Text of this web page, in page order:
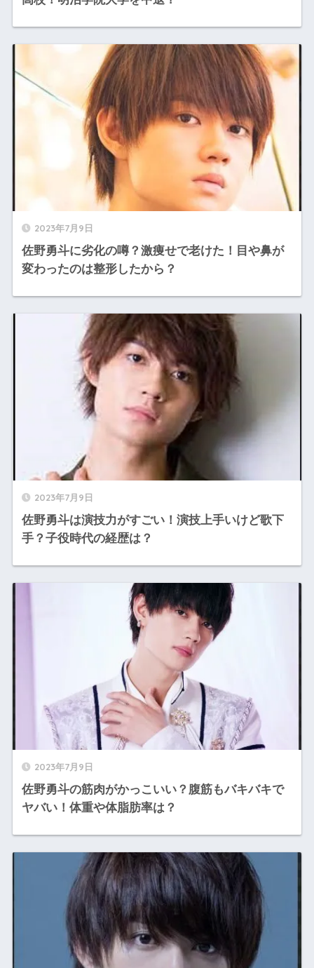
2023年7月9日
佐野勇斗に劣化の噂？激痩せで老けた！目や鼻が
変わったのは整形したから？
2023年7月9日
佐野勇斗は演技力がすごい！演技上手いけど歌下
手？子役時代の経歴は？
2023年7月9日
佐野勇斗の筋肉がかっこいい？腹筋もバキバキで
ヤバい！体重や体脂肪率は？